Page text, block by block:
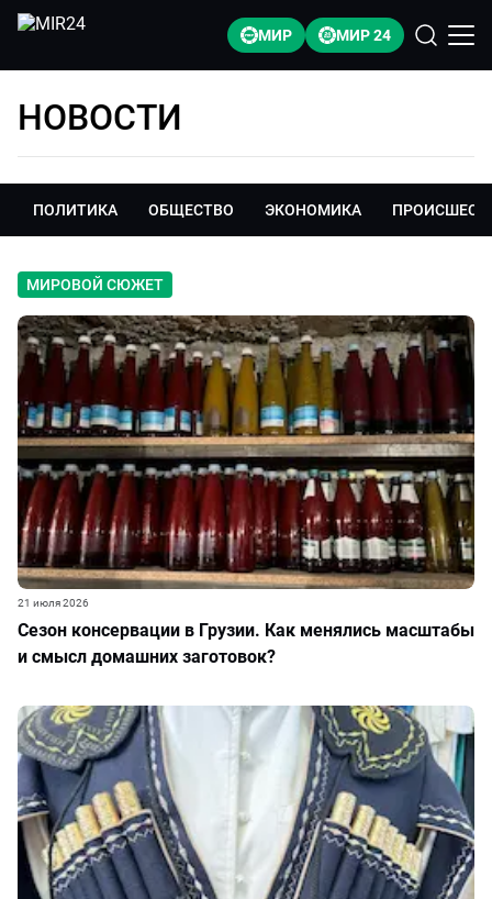
МИР МИР 24
НОВОСТИ
ПОЛИТИКА ОБЩЕСТВО ЭКОНОМИКА
МИРОВОЙ СЮЖЕТ
Сезон консервации в Грузии. Как менялись масштабы
и смысл домашних заготовок?
21 июля 2026